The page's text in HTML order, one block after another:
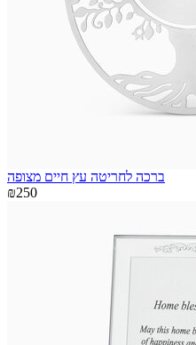
ברכה לחריטה עץ חיים מצופה
₪250